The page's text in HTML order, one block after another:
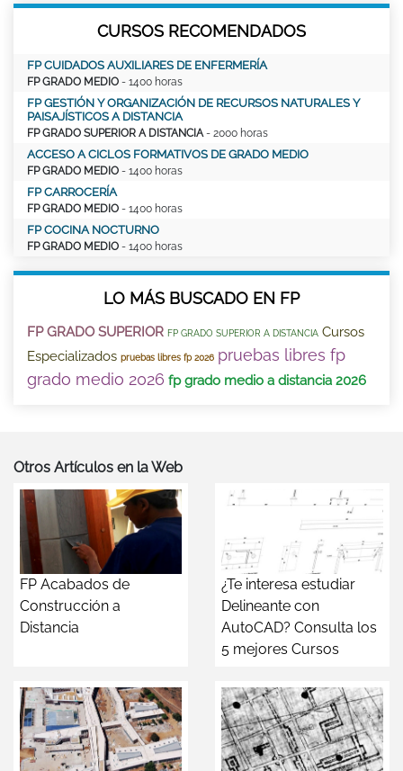
CURSOS RECOMENDADOS
FP CUIDADOS AUXILIARES DE ENFERMERÍA
FP GRADO MEDIO - 1400 horas
FP GESTIÓN Y ORGANIZACIÓN DE RECURSOS NATURALES Y
PAISAJÍSTICOS A DISTANCIA
FP GRADO SUPERIOR A DISTANCIA- 2000 horas
ACCESO A CICLOS FORMATIVOS DE GRADO MEDIO
FP GRADO MEDIO - 1400 horas
FP CARROCERÍA
FP GRADO MEDIO - 1400 horas
FP COCINA NOCTURNO
FP GRADO MEDIO - 1400 horas
LO MÁS BUSCADO EN FP
FP GRADO SUPERIOR FP GRADO SUPERIOR A DISTANCIA Cursos
Especializados pruebas libres fp 2026 pruebas libres fp
grado medio 2026 fp grado medio a distancia 2026
Otros Artículos en la Web
FP Acabados de
Construcción a
Distancia
¿Te interesa estudiar
Delineante con
AutoCAD? Consulta los
5 mejores Cursos